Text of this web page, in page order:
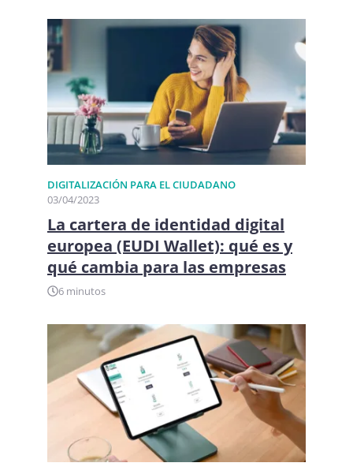
DIGITALIZACIÓN PARA EL CIUDADANO​
03/04/2023
La cartera de identidad digital
europea (EUDI Wallet): qué es y
qué cambia para las empresas
6 minutos